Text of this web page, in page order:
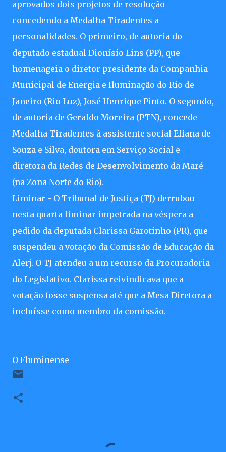
aprovados dois projetos de resolução
concedendo a Medalha Tiradentes a
personalidades. O primeiro, de autoria do
deputado estadual Dionísio Lins (PP), que
homenageia o diretor presidente da Companhia
Municipal de Energia e Iluminação do Rio de
Janeiro (Rio Luz), José Henrique Pinto. O segundo,
de autoria de Geraldo Moreira (PTN), concede
Medalha Tiradentes à assistente social Eliana de
Souza e Silva, doutora em Serviço Social e
diretora da Redes de Desenvolvimento da Maré
(na Zona Norte do Rio).
Liminar - O Tribunal de Justiça (TJ) derrubou
nesta quarta liminar impetrada na véspera a
pedido da deputada Clarissa Garotinho (PR), que
suspendeu a votação da Comissão de Educação da
Alerj. O TJ atendeu a um recurso da Procuradoria
do Legislativo. Clarissa reivindicava que a
votação fosse suspensa até que a Mesa Diretora a
incluísse como membro da comissão.
O Fluminense